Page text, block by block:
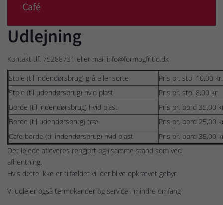
Café
Udlejning
Kontakt tlf. 75288731 eller mail info@formogfritid.dk
Stole (til indendørsbrug) grå eller sorte
Pris pr. stol 10,00 kr.
Stole (til udendørsbrug) hvid plast
Pris pr. stol 8,00 kr.
Borde (til indendørsbrug) hvid plast
Pris pr. bord 35,00
Borde (til udendørsbrug) træ
Pris pr. bord 25,00
Cafe borde (til indendørsbrug) hvid plast
Pris pr. bord 35,00
Det lejede afleveres rengjort og i samme stand som ved
afhentning.
Hvis dette ikke er tilfældet vil der blive opkrævet gebyr.
Vi udlejer også termokander og service i mindre omfang